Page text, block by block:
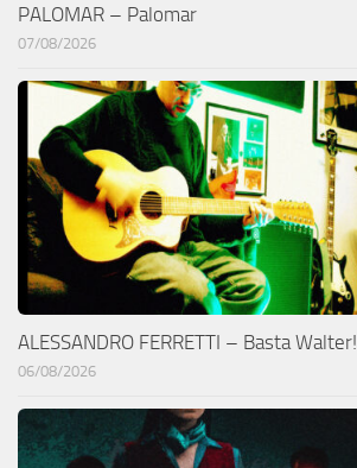
PALOMAR – Palomar
07/08/2026
ALESSANDRO FERRETTI – Basta Walter!
06/08/2026